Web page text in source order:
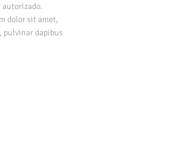
dolor sit amet,
dapibus